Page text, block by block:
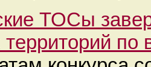
ТОСы
территорий по